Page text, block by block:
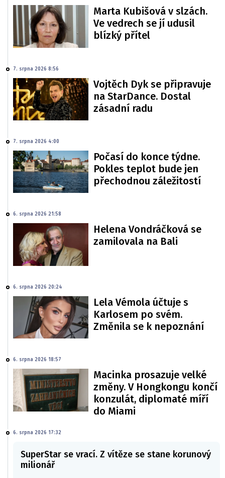
Marta Kubišová v slzách.
Ve vedrech se jí udusil
blízký přítel
7. srpna 2026 8:56
Vojtěch Dyk se připravuje
na StarDance. Dostal
zásadní radu
7. srpna 2026 4:00
Počasí do konce týdne.
Pokles teplot bude jen
přechodnou záležitostí
6. srpna 2026 21:58
Helena Vondráčková se
zamilovala na Bali
6. srpna 2026 20:24
Lela Vémola účtuje s
Karlosem po svém.
Změnila se k nepoznání
6. srpna 2026 18:57
Macinka prosazuje velké
změny. V Hongkongu končí
konzulát, diplomaté míří
do Miami
6. srpna 2026 17:32
SuperStar se vrací. Z vítěze se stane korunový
milionář